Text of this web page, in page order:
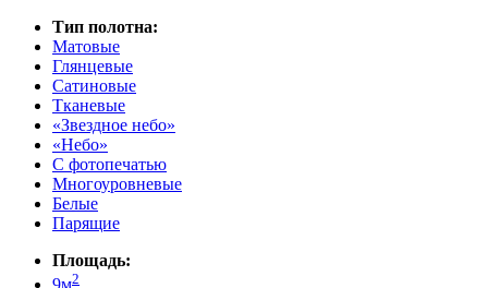
Тип полотна:
Матовые
Глянцевые
Сатиновые
Тканевые
«Звездное небо»
«Небо»
С фотопечатью
Многоуровневые
Белые
Парящие
Площадь:
9м2